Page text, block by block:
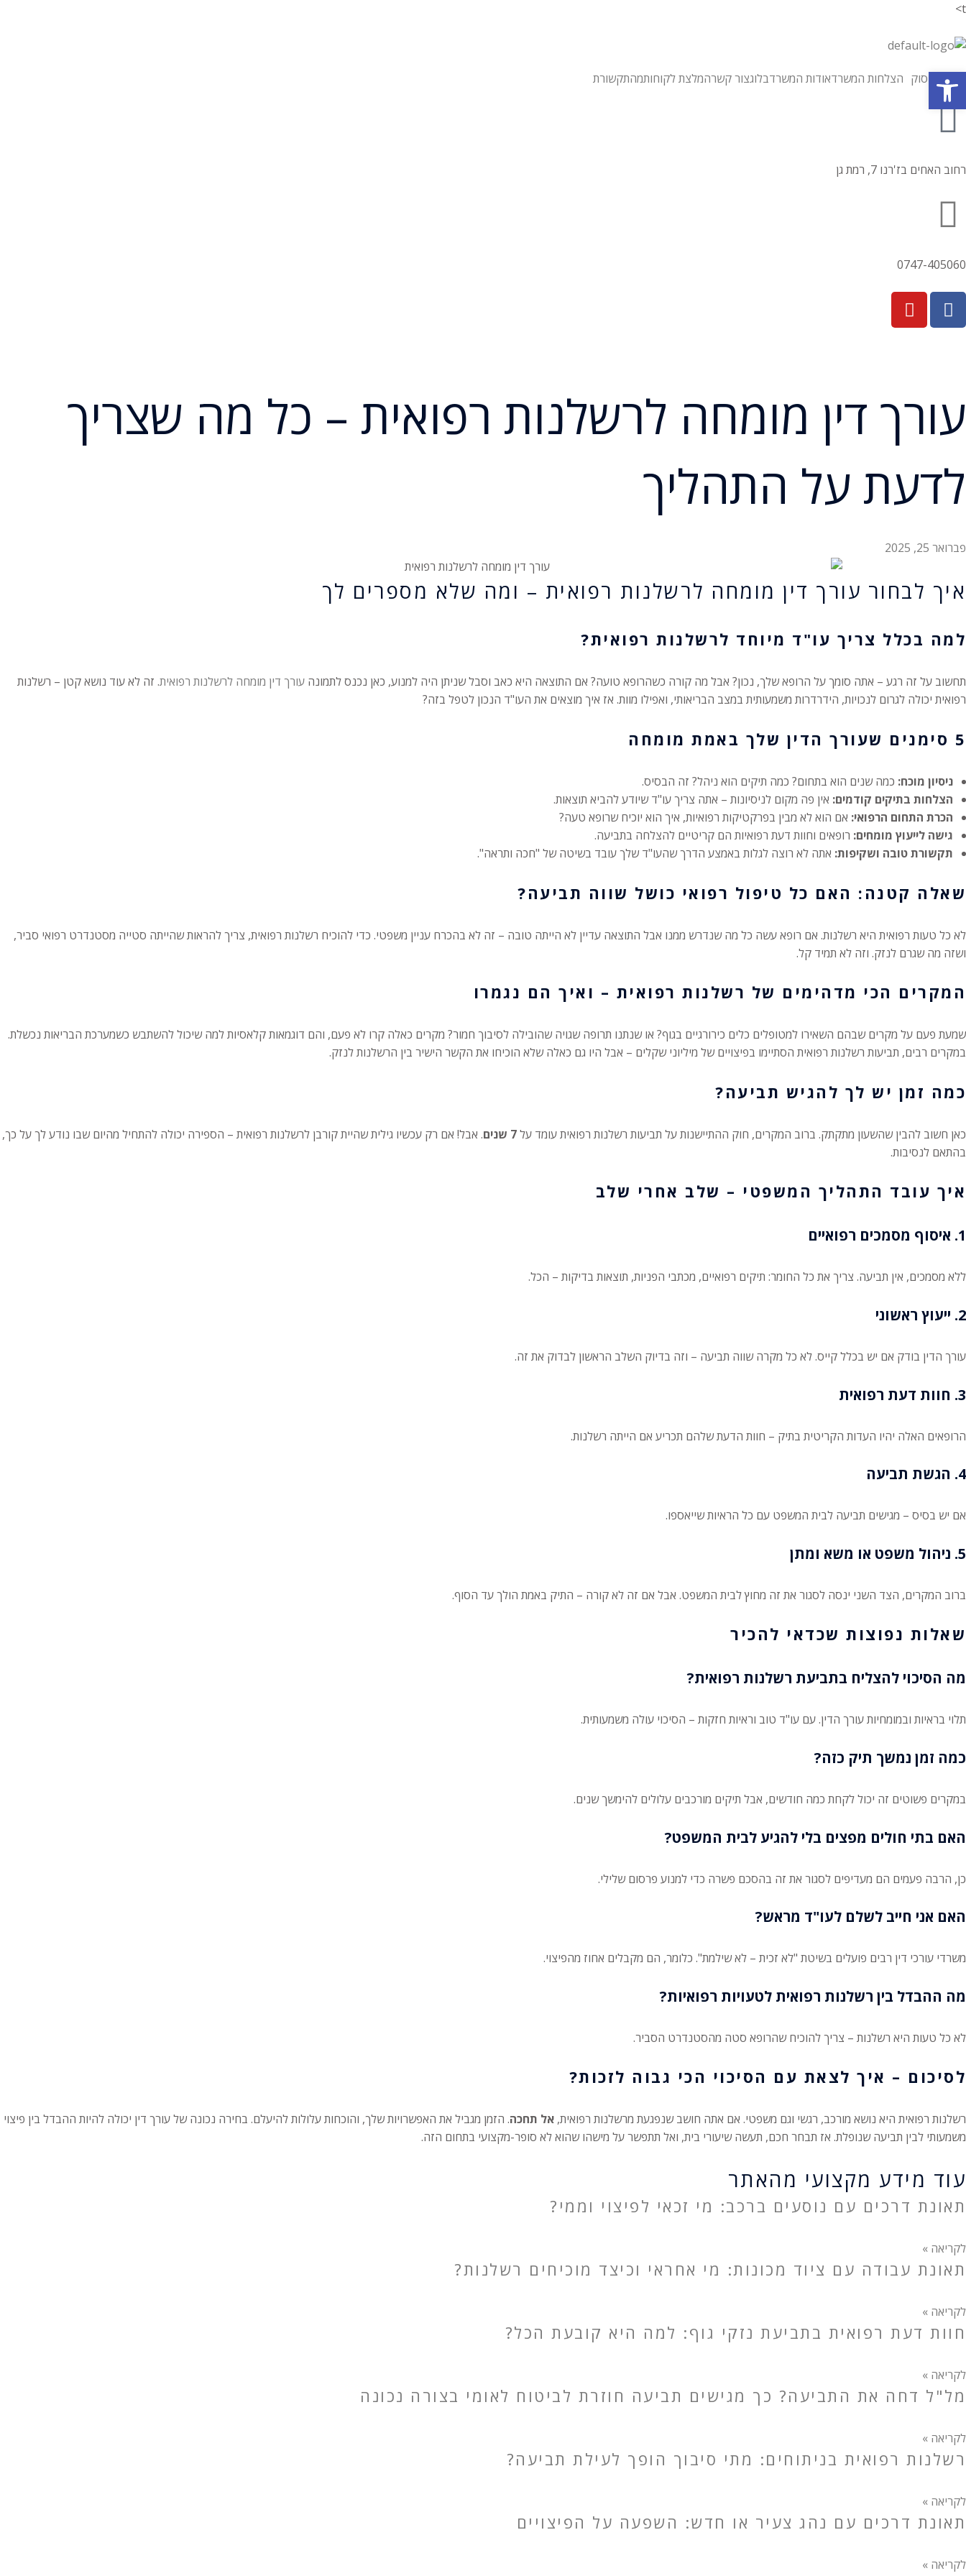
t>
תחומי עיסוק הצלחות המשרדאודות המשרדבלוגצור קשרהמלצת לקוחותמהתקשורת
רחוב האחים בז'רנו 7, רמת גן
0747-405060
עורך דין מומחה לרשלנות רפואית – כל מה שצריך
לדעת על התהליך
פברואר 25, 2025
איך לבחור עורך דין מומחה לרשלנות רפואית – ומה שלא מספרים לך
למה בכלל צריך עו"ד מיוחד לרשלנות רפואית?
תחשוב על זה רגע – אתה סומך על הרופא שלך, נכון? אבל מה קורה כשהרופא טועה? אם התוצאה היא כאב וסבל שניתן היה למנוע, כאן נכנס לתמונה עורך דין מומחה לרשלנות רפואית. זה לא עוד נושא קטן – רשלנות
רפואית יכולה לגרום לנכויות, הידרדרות משמעותית במצב הבריאותי, ואפילו מוות. אז איך מוצאים את העו"ד הנכון לטפל בזה?
5 סימנים שעורך הדין שלך באמת מומחה
ניסיון מוכח: כמה שנים הוא בתחום? כמה תיקים הוא ניהל? זה הבסיס.
הצלחות בתיקים קודמים: אין פה מקום לניסיונות – אתה צריך עו"ד שיודע להביא תוצאות.
הכרת התחום הרפואי: אם הוא לא מבין בפרקטיקות רפואיות, איך הוא יוכיח שרופא טעה?
גישה לייעוץ מומחים: רופאים וחוות דעת רפואיות הם קריטיים להצלחה בתביעה.
תקשורת טובה ושקיפות: אתה לא רוצה לגלות באמצע הדרך שהעו"ד שלך עובד בשיטה של "חכה ותראה".
שאלה קטנה: האם כל טיפול רפואי כושל שווה תביעה?
לא כל טעות רפואית היא רשלנות. אם רופא עשה כל מה שנדרש ממנו אבל התוצאה עדיין לא הייתה טובה – זה לא בהכרח עניין משפטי. כדי להוכיח רשלנות רפואית, צריך להראות שהייתה סטייה מסטנדרט רפואי סביר,
ושזה מה שגרם לנזק. וזה לא תמיד קל.
המקרים הכי מדהימים של רשלנות רפואית – ואיך הם נגמרו
שמעת פעם על מקרים שבהם השאירו למטופלים כלים כירורגיים בגוף? או שנתנו תרופה שגויה שהובילה לסיבוך חמור? מקרים כאלה קרו לא פעם, והם דוגמאות קלאסיות למה שיכול להשתבש כשמערכת הבריאות נכשלת.
במקרים רבים, תביעות רשלנות רפואית הסתיימו בפיצויים של מיליוני שקלים – אבל היו גם כאלה שלא הוכיחו את הקשר הישיר בין הרשלנות לנזק.
כמה זמן יש לך להגיש תביעה?
כאן חשוב להבין שהשעון מתקתק. ברוב המקרים, חוק ההתיישנות על תביעות רשלנות רפואית עומד על7 שנים
. אבל! אם רק עכשיו גילית שהיית קורבן לרשלנות רפואית – הספירה יכולה להתחיל מהיום שבו נודע לך על כך,
בהתאם לנסיבות.
איך עובד התהליך המשפטי – שלב אחרי שלב
1. איסוף מסמכים רפואיים
ללא מסמכים, אין תביעה. צריך את כל החומר: תיקים רפואיים, מכתבי הפניות, תוצאות בדיקות – הכל.
2. ייעוץ ראשוני
עורך הדין בודק אם יש בכלל קייס. לא כל מקרה שווה תביעה – וזה בדיוק השלב הראשון לבדוק את זה.
3. חוות דעת רפואית
הרופאים האלה יהיו העדות הקריטית בתיק – חוות הדעת שלהם תכריע אם הייתה רשלנות.
4. הגשת תביעה
אם יש בסיס – מגישים תביעה לבית המשפט עם כל הראיות שייאספו.
5. ניהול משפט או משא ומתן
ברוב המקרים, הצד השני ינסה לסגור את זה מחוץ לבית המשפט. אבל אם זה לא קורה – התיק באמת הולך עד הסוף.
שאלות נפוצות שכדאי להכיר
מה הסיכוי להצליח בתביעת רשלנות רפואית?
תלוי בראיות ובמומחיות עורך הדין. עם עו"ד טוב וראיות חזקות – הסיכוי עולה משמעותית.
כמה זמן נמשך תיק כזה?
במקרים פשוטים זה יכול לקחת כמה חודשים, אבל תיקים מורכבים עלולים להימשך שנים.
האם בתי חולים מפצים בלי להגיע לבית המשפט?
כן, הרבה פעמים הם מעדיפים לסגור את זה בהסכם פשרה כדי למנוע פרסום שלילי.
האם אני חייב לשלם לעו"ד מראש?
משרדי עורכי דין רבים פועלים בשיטת "לא זכית – לא שילמת". כלומר, הם מקבלים אחוז מהפיצוי.
מה ההבדל בין רשלנות רפואית לטעויות רפואיות?
לא כל טעות היא רשלנות – צריך להוכיח שהרופא סטה מהסטנדרט הסביר.
לסיכום – איך לצאת עם הסיכוי הכי גבוה לזכות?
רשלנות רפואית היא נושא מורכב, רגשי וגם משפטי. אם אתה חושב שנפגעת מרשלנות רפואית, אל תחכה. הזמן מגביל את האפשרויות שלך, והוכחות עלולות להיעלם. בחירה נכונה של עורך דין יכולה להיות ההבדל בין פיצוי
משמעותי לבין תביעה שנופלת. אז תבחר חכם, תעשה שיעורי בית, ואל תתפשר על מישהו שהוא לא סופר-מקצועי בתחום הזה.
עוד מידע מקצועי מהאתר
תאונת דרכים עם נוסעים ברכב: מי זכאי לפיצוי וממי?
לקריאה »
תאונת עבודה עם ציוד מכונות: מי אחראי וכיצד מוכיחים רשלנות?
לקריאה »
חוות דעת רפואית בתביעת נזקי גוף: למה היא קובעת הכל?
לקריאה »
מל"ל דחה את התביעה? כך מגישים תביעה חוזרת לביטוח לאומי בצורה נכונה
לקריאה »
רשלנות רפואית בניתוחים: מתי סיבוך הופך לעילת תביעה?
לקריאה »
תאונת דרכים עם נהג צעיר או חדש: השפעה על הפיצויים
לקריאה »
פתח סרגל נגישות